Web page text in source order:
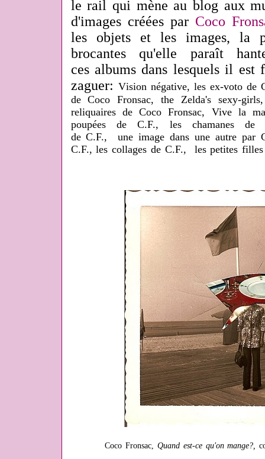
le rail qui mène au blog aux
d'images créées par Coco
les objets et les images, la
brocantes qu'elle paraît
ces albums dans lesquels il
zaguer: Vision négative, les ex-voto de
de Coco Fronsac,the Zelda's sexy-
reliquaires de Coco Fronsac, Vive la
poupées de C.F., les chamanes
de C.F., une image dans une autre par
C.F.,les collages de C.F., les petites
Coco Fronsac, Quand est-ce qu'on mange?,